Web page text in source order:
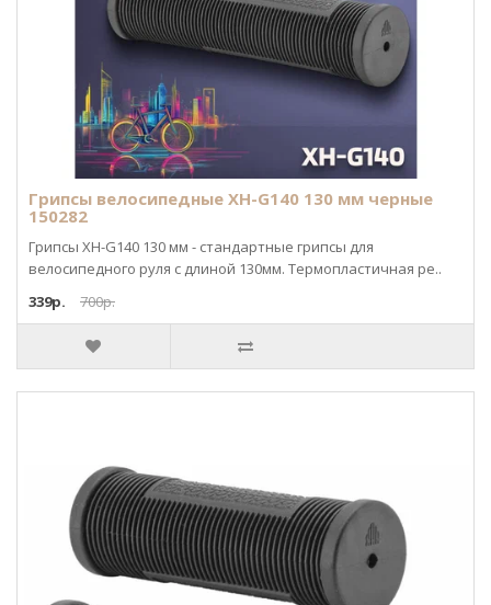
Грипсы велосипедные XH-G140 130 мм черные
150282
Грипсы XH-G140 130 мм - стандартные грипсы для
велосипедного руля с длиной 130мм. Термопластичная ре..
339р.
700р.